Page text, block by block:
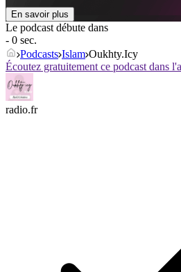
En savoir plus
Le podcast débute dans
- 0 sec.
Podcasts Islam Oukhty.Icy
Écoutez gratuitement ce podcast dans
radio.fr